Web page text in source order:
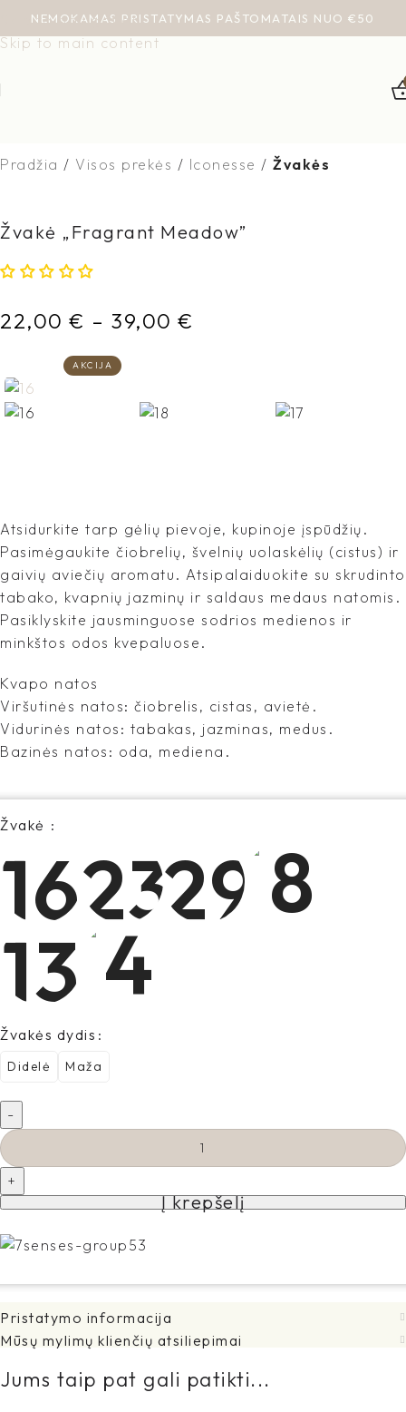
Skip to navigation
Skip to main content
NEMOKAMAS PRISTATYMAS PAŠTOMATAIS NUO €50
Pradžia Visos prekės Iconesse Žvakės
Žvakė „Fragrant Meadow”
22,00 € – 39,00 €
AKCIJA
Atsidurkite tarp gėlių pievoje, kupinoje įspūdžių.
Pasimėgaukite čiobrelių, švelnių uolaskėlių (cistus) ir
gaivių aviečių aromatu. Atsipalaiduokite su skrudinto
tabako, kvapnių jazminų ir saldaus medaus natomis.
Pasiklyskite jausminguose sodrios medienos ir
minkštos odos kvepaluose.
Kvapo natos
Viršutinės natos: čiobrelis, cistas, avietė.
Vidurinės natos: tabakas, jazminas, medus.
Bazinės natos: oda, mediena.
Žvakė
Žvakės dydis
Didelė Maža
Į krepšelį
Pristatymo informacija
Mūsų mylimų klienčių atsiliepimai
Jums taip pat gali patikti...